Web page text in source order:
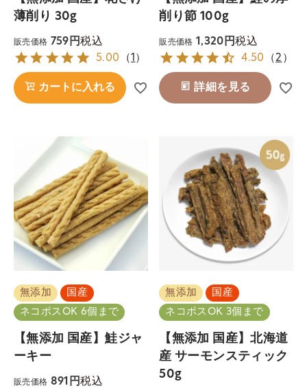
薄削り 30g
販売価格 759 税込
5.00 （1 ）
カートに入れる
削り節 100g
販売価格 1,320 税込
4.50 （2 ）
詳細を見る
無添加
国産
ネコポスOK 6個まで
【無添加 国産】鮭ジャ
ーキー
販売価格 891 税込
無添加
国産
ネコポスOK 3個まで
【無添加 国産】北海道
産 サーモンスティック
50g